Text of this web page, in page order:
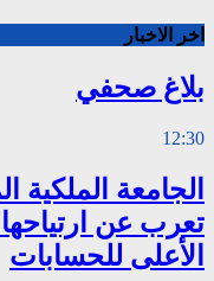
اخر الاخبار
بلاغ صحفي
12:30
الجامعة الملكية
تعرب عن
الأعلى للحسابات